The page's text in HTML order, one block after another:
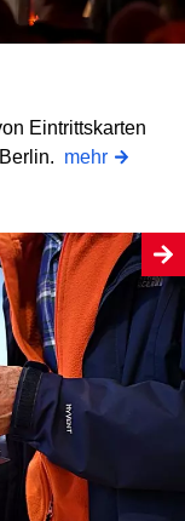
Eintrittskarten
mehr